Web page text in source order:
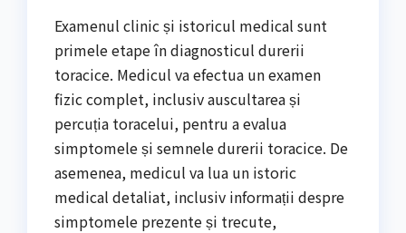
Examenul clinic și istoricul medical sunt
primele etape în diagnosticul durerii
toracice. Medicul va efectua un examen
fizic complet, inclusiv auscultarea și
percuția toracelui, pentru a evalua
simptomele și semnele durerii toracice. De
asemenea, medicul va lua un istoric
medical detaliat, inclusiv informații despre
simptomele prezente și trecute,